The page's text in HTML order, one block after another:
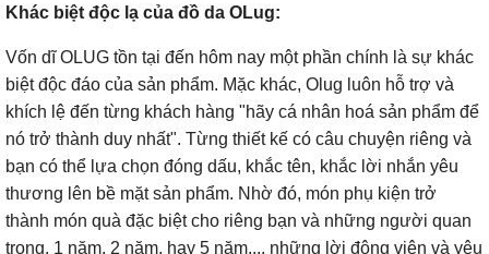
Khác biệt độc lạ của đồ da OLug:
Vốn dĩ OLUG tồn tại đến hôm nay một phần chính là sự khác
biệt độc đáo của sản phẩm. Mặc khác, Olug luôn hỗ trợ và
khích lệ đến từng khách hàng "hãy cá nhân hoá sản phẩm để
nó trở thành duy nhất". Từng thiết kế có câu chuyện riêng và
bạn có thể lựa chọn đóng dấu, khắc tên, khắc lời nhắn yêu
thương lên bề mặt sản phẩm. Nhờ đó, món phụ kiện trở
thành món quà đặc biệt cho riêng bạn và những người quan
trọng. 1 năm, 2 năm, hay 5 năm,... những lời động viên và yêu